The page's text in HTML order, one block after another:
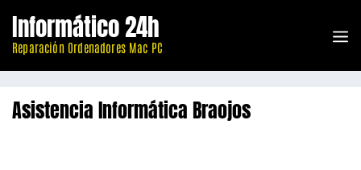
contenido
Informático 24h
Reparación Ordenadores Mac PC
Asistencia Informática Braojos